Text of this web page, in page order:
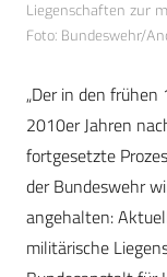
Liegenschaften zur
Foto: Bundeswehr/
„Der in den
2010er Jahren
fortgesetzte
der Bundeswehr
angehalten:
militärische